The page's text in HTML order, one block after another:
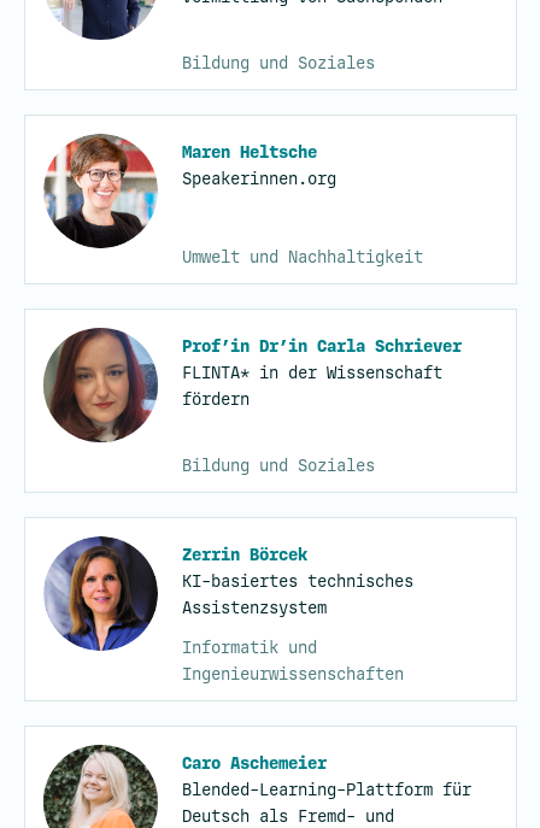
Bildung und Soziales
Maren Heltsche
Speakerinnen.org
Umwelt und Nachhaltigkeit
Prof’in Dr’in Carla Schriever
FLINTA* in der Wissenschaft
fördern
Bildung und Soziales
Zerrin Börcek
KI-basiertes technisches
Assistenzsystem
Informatik und
Ingenieurwissenschaften
Caro Aschemeier
Blended-Learning-Plattform für
Deutsch als Fremd- und